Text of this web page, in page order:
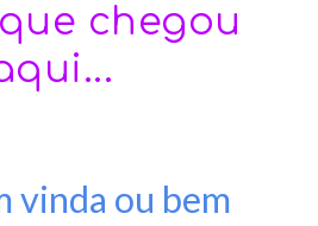
chegou
vinda ou bem